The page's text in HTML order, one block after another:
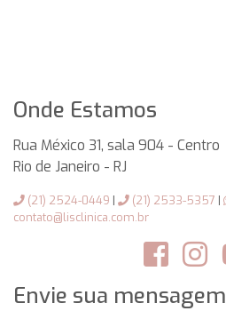
Onde Estamos
Rua México 31, sala 904 - Centro
Rio de Janeiro - RJ
(21) 2524-0449 | (21) 2533-5357 |
contato@lisclinica.com.br
Envie sua mensagem